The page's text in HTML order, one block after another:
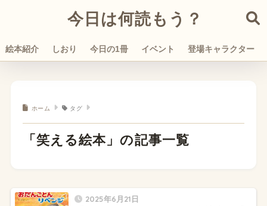
今日は何読もう？
絵本紹介 しおり 今日の1冊 イベント 登場キャラクター
ホーム タグ
「笑える絵本」の記事一覧
2025年6月21日